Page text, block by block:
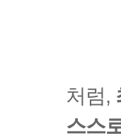
처럼,
스스